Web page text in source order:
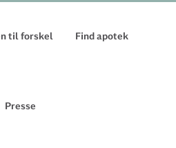
til forskel Find apotek
Presse